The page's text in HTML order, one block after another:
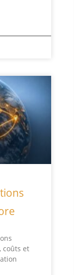
coûts et